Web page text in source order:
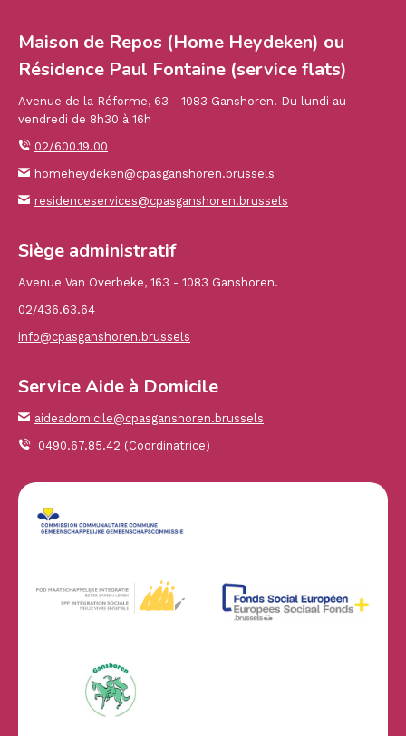
Maison de Repos (Home Heydeken) ou
Résidence Paul Fontaine (service flats)
Avenue de la Réforme, 63 - 1083 Ganshoren. Du lundi au
vendredi de 8h30 à 16h
02/600.19.00
homeheydeken@cpasganshoren.brussels
residenceservices@cpasganshoren.brussels
Siège administratif
Avenue Van Overbeke, 163 - 1083 Ganshoren.
02/436.63.64
info@cpasganshoren.brussels
Service Aide à Domicile
aideadomicile@cpasganshoren.brussels
0490.67.85.42 (Coordinatrice)